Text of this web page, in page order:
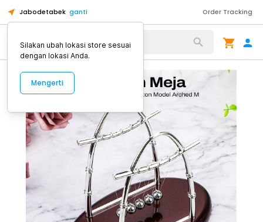
Jabodetabek ganti Order Tracking
Alat Kopi
Silakan ubah lokasi store sesuai
dengan lokasi Anda.
Mengerti